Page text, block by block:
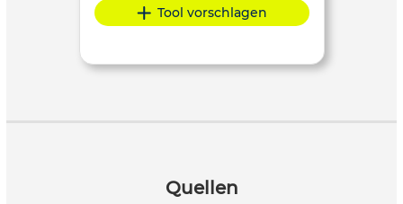
Tool vorschlagen
Quellen